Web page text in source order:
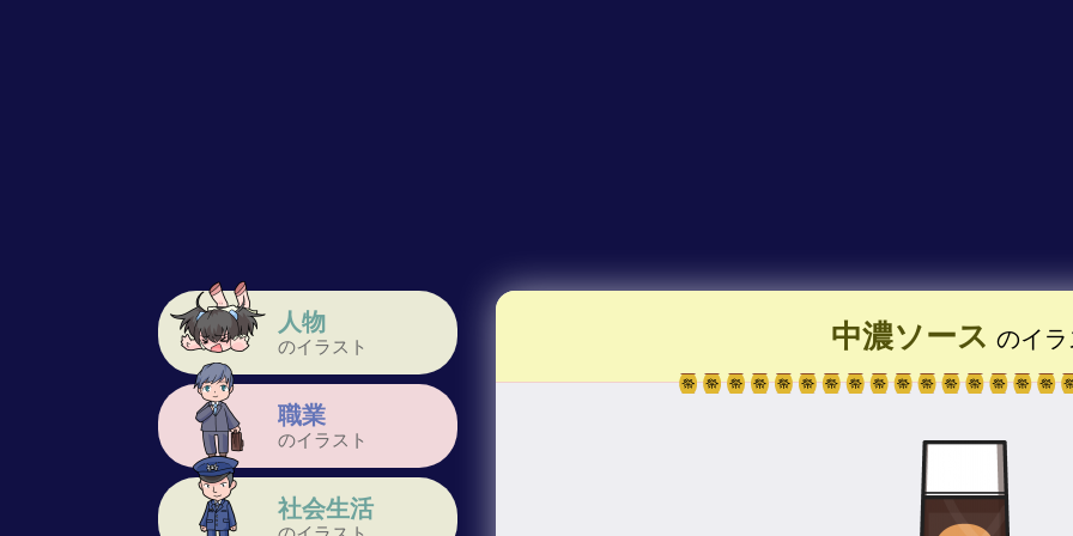
人物
のイラスト
職業
のイラスト
社会生活
中濃ソース のイ